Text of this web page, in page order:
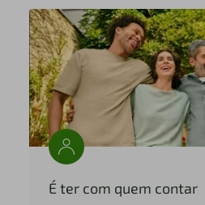
É ter com quem contar